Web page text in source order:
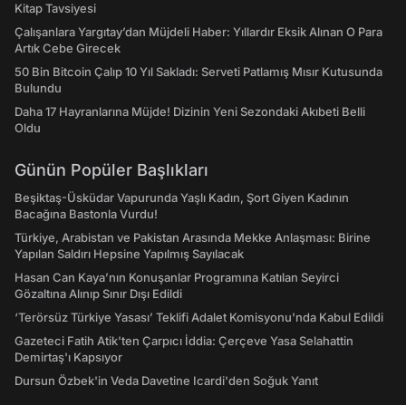
Kitap Tavsiyesi
Çalışanlara Yargıtay’dan Müjdeli Haber: Yıllardır Eksik Alınan O Para
Artık Cebe Girecek
50 Bin Bitcoin Çalıp 10 Yıl Sakladı: Serveti Patlamış Mısır Kutusunda
Bulundu
Daha 17 Hayranlarına Müjde! Dizinin Yeni Sezondaki Akıbeti Belli
Oldu
Günün Popüler Başlıkları
Beşiktaş-Üsküdar Vapurunda Yaşlı Kadın, Şort Giyen Kadının
Bacağına Bastonla Vurdu!
Türkiye, Arabistan ve Pakistan Arasında Mekke Anlaşması: Birine
Yapılan Saldırı Hepsine Yapılmış Sayılacak
Hasan Can Kaya’nın Konuşanlar Programına Katılan Seyirci
Gözaltına Alınıp Sınır Dışı Edildi
‘Terörsüz Türkiye Yasası’ Teklifi Adalet Komisyonu'nda Kabul Edildi
Gazeteci Fatih Atik'ten Çarpıcı İddia: Çerçeve Yasa Selahattin
Demirtaş'ı Kapsıyor
Dursun Özbek'in Veda Davetine Icardi'den Soğuk Yanıt